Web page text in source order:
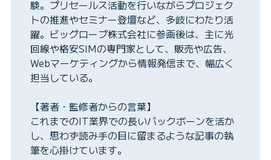
験。プリセールス活動を行いながらプロジェク
トの推進やセミナー登壇など、多岐にわたり活
躍。ビッグローブ株式会社に参画後は、主に光
回線や格安SIMの専門家として、販売や広告、
Webマーケティングから情報発信まで、幅広く
担当している。
【著者・監修者からの言葉】
これまでのIT業界での長いバックボーンを活か
し、思わず読み手の目に留まるような記事の執
筆を心掛けています。